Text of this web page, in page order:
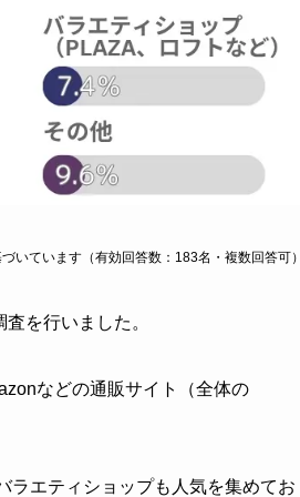
いています（有効回答数：183名・複数回答可
を行いました。
などの通販サイト（全体の
ラエティショップも人気を集めてお